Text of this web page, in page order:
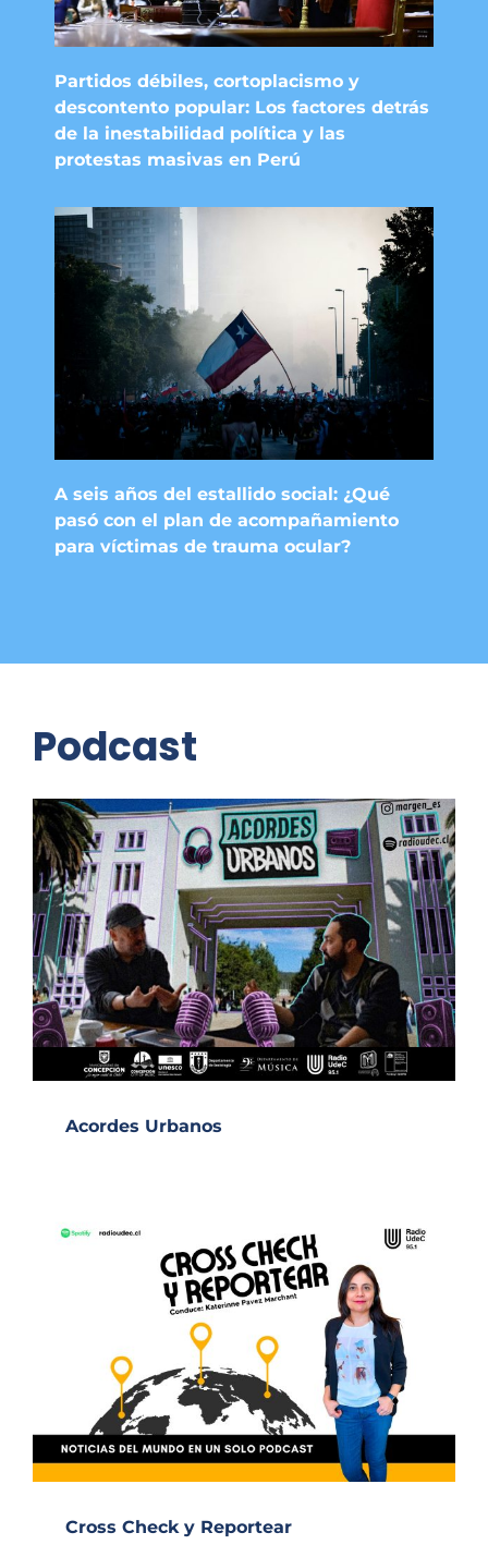
Partidos débiles, cortoplacismo y
descontento popular: Los factores detrás
de la inestabilidad política y las
protestas masivas en Perú
A seis años del estallido social: ¿Qué
pasó con el plan de acompañamiento
para víctimas de trauma ocular?
Podcast
Acordes Urbanos
Cross Check y Reportear